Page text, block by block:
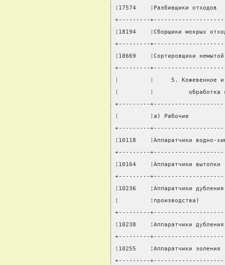
¦17574    ¦Разбивщики
+---------
¦18194    ¦Сборщики
+---------
¦18669    ¦Сортировщики
+---------
¦         ¦     5. Кожевенное и
¦         ¦          обработка
+---------
¦         ¦а) Рабочие
+---------
¦10118    ¦Аппаратчики
+---------
¦10164    ¦Аппаратчики
+---------
¦10236    ¦Аппаратчики
¦
+---------
¦10238    ¦Аппаратчики
+---------
¦10255    ¦Аппаратчики
+---------